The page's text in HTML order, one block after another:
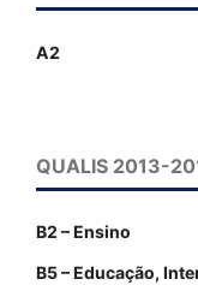
A2
QUALIS 2013-
B2 – Ensino
B5 – Educação,